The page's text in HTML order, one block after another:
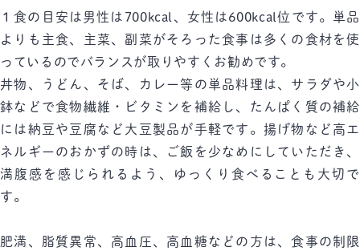
１食の目安は男性は700kcal、女性は600kcal位です。単品
よりも主食、主菜、副菜がそろった食事は多くの食材を使
っているのでバランスが取りやすくお勧めです。
丼物、うどん、そば、カレー等の単品料理は、サラダや小
鉢などで食物繊維・ビタミンを補給し、たんぱく質の補給
には納豆や豆腐など大豆製品が手軽です。揚げ物など高エ
ネルギーのおかずの時は、ご飯を少なめにしていただき、
満腹感を感じられるよう、ゆっくり食べることも大切で
す。
肥満、脂質異常、高血圧、高血糖などの方は、食事の制限